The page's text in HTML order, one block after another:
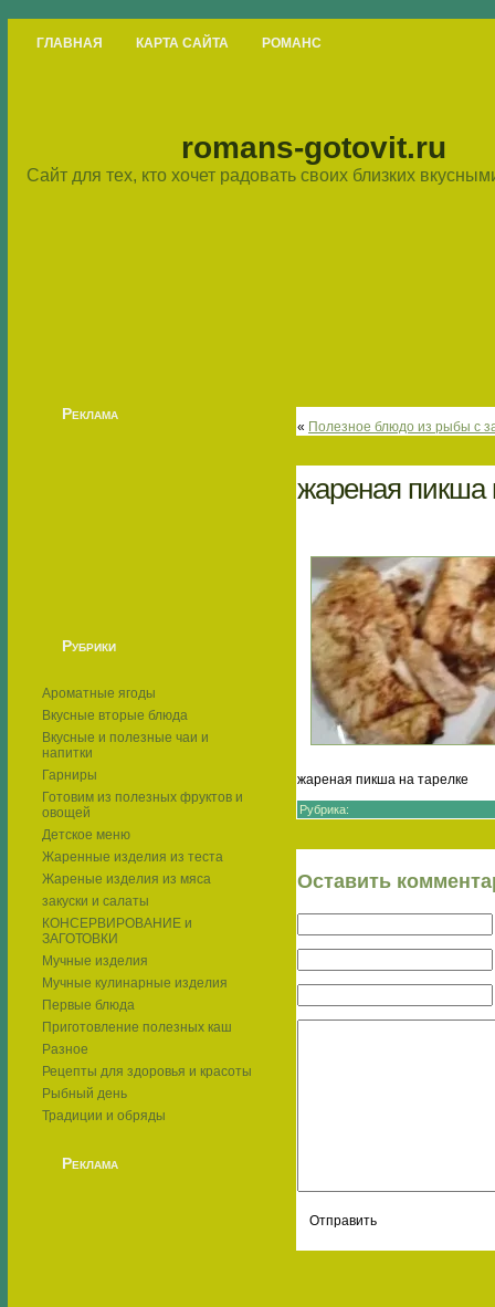
ГЛАВНАЯ КАРТА САЙТА РОМАНС
romans-gotovit.ru
Сайт для тех, кто хочет радовать своих близких
Реклама
Рубрики
Ароматные ягоды
Вкусные вторые блюда
Вкусные и полезные чаи и
напитки
Гарниры
Готовим из полезных фруктов и
овощей
Детское меню
Жаренные изделия из теста
Жареные изделия из мяса
закуски и салаты
КОНСЕРВИРОВАНИЕ и
ЗАГОТОВКИ
Мучные изделия
Мучные кулинарные изделия
Первые блюда
Приготовление полезных каш
Разное
Рецепты для здоровья и красоты
Рыбный день
Традиции и обряды
Реклама
« Полезное блюдо из рыбы с
жареная пикша
жареная пикша на тарелке
Рубрика:
Оставить